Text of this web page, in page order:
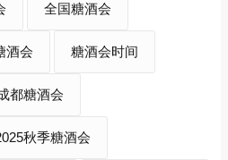
全国糖酒会
酒会 糖酒会时间
都糖酒会
秋季糖酒会